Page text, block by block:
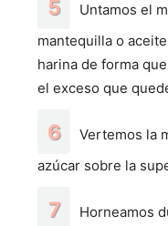
Untamos el
mantequilla o
harina de forma
el exceso que
Vertemos la
azúcar sobre la
Horneamos